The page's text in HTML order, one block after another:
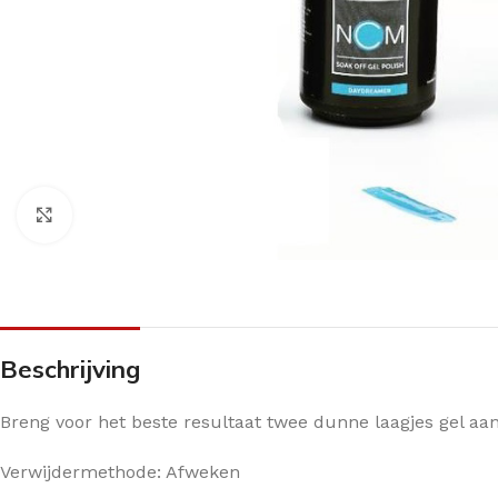
ANTI-DRUK MIDDELEN CRÈMES
Beschrijving
Breng voor het beste resultaat twee dunne laagjes gel
Verwijdermethode: Afweken